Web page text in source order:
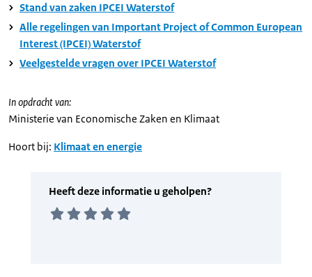
Stand van zaken IPCEI Waterstof
Alle regelingen van Important Project of Common European
Interest (IPCEI) Waterstof
Veelgestelde vragen over IPCEI Waterstof
In opdracht van:
Ministerie van Economische Zaken en Klimaat
Hoort bij: Klimaat en energie